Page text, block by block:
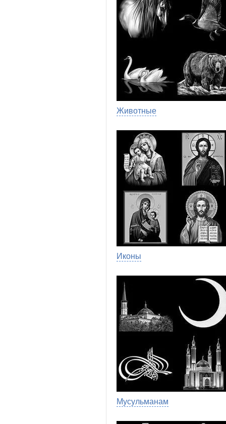
Животные
Иконы
Мусульманам